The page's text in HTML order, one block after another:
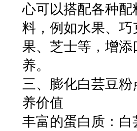
心可以搭配各种配
料，例如水果、巧
果、芝士等，增添
养。
三、膨化白芸豆粉
养价值
丰富的蛋白质：白